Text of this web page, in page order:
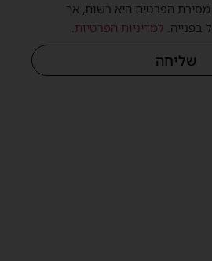
מסירת הפרטים היא רשות, אך
בפנייה. למדיניות הפרטיות.
שליחה